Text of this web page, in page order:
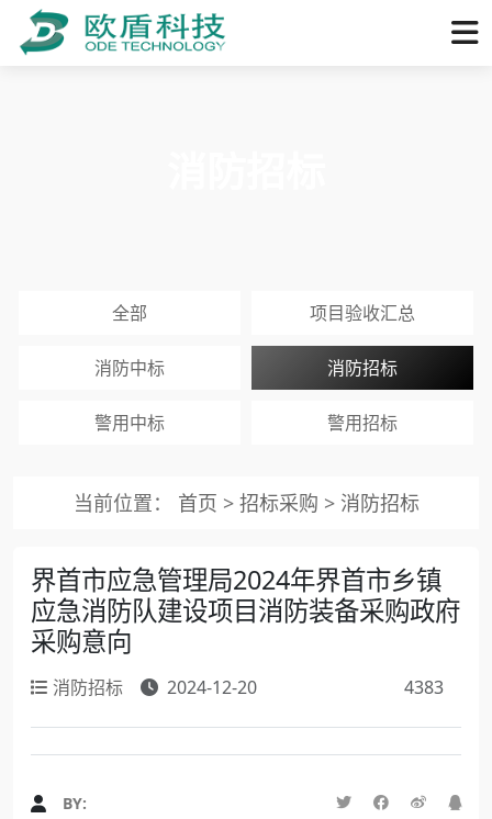
全部 项目验收汇总
消防中标 消防招标
警用中标 警用招标
当前位置： 首页 > 招标采购 > 消防招标
界首市应急管理局2024年界首市乡镇
应急消防队建设项目消防装备采购政府
采购意向
消防招标 2024-12-20 4383
BY: